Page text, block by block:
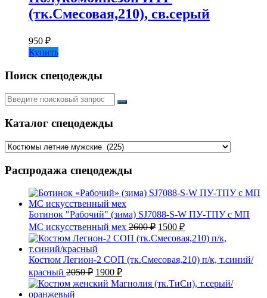
(тк.Смесовая,210), св.серый
950 ₽
Купить
Поиск спецодежды
Искать:
Каталог спецодежды
Распродажа спецодежды
Ботинок "Рабочий" (зима) SJ7088-S-W ПУ-ТПУ с МП
МС искусственный мех 2600₽ Первоначальная
цена
составляла
2600 ₽.
1500 ₽Текущая
цена:
Костюм Легион-2 СОП (тк.Смесовая,210) п/к, т.синий/
красный 2050₽ Первоначальная
цена
составляла
1900 ₽Текущая
цена: